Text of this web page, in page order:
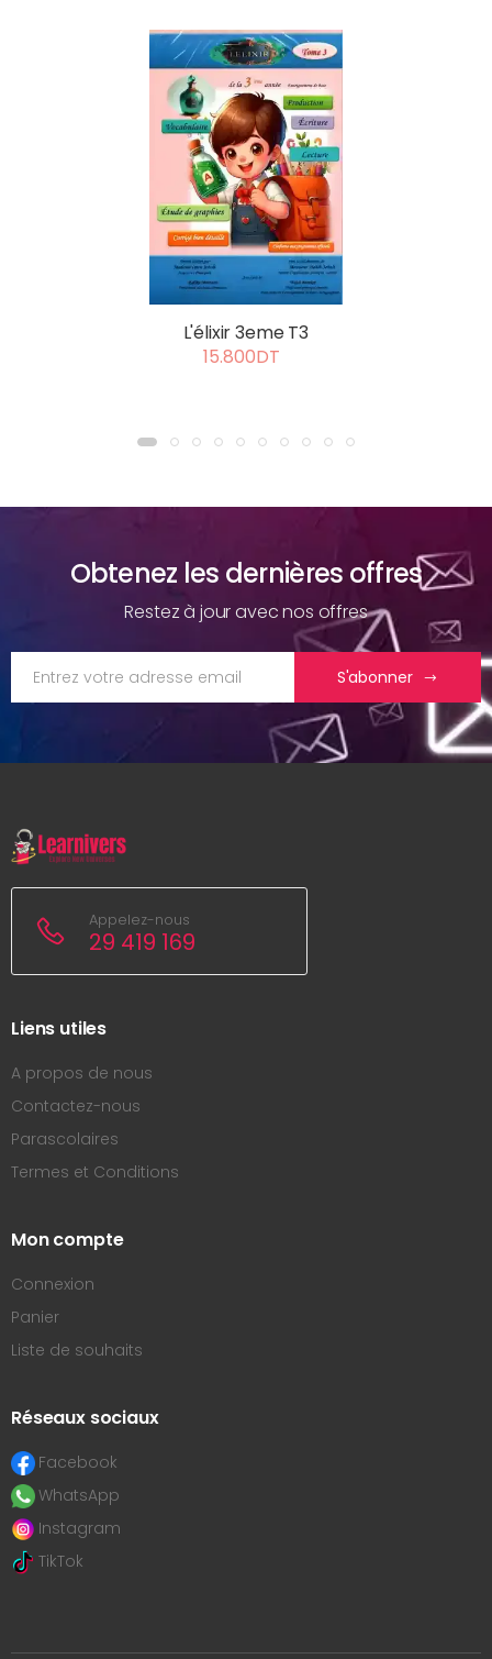
L'élixir 3eme T3
15.800DT
Obtenez les dernières offres
Restez à jour avec nos offres
S'abonner
Appelez-nous
29 419 169
Liens utiles
A propos de nous
Contactez-nous
Parascolaires
Termes et Conditions
Mon compte
Connexion
Panier
Liste de souhaits
Réseaux sociaux
Facebook
WhatsApp
Instagram
TikTok